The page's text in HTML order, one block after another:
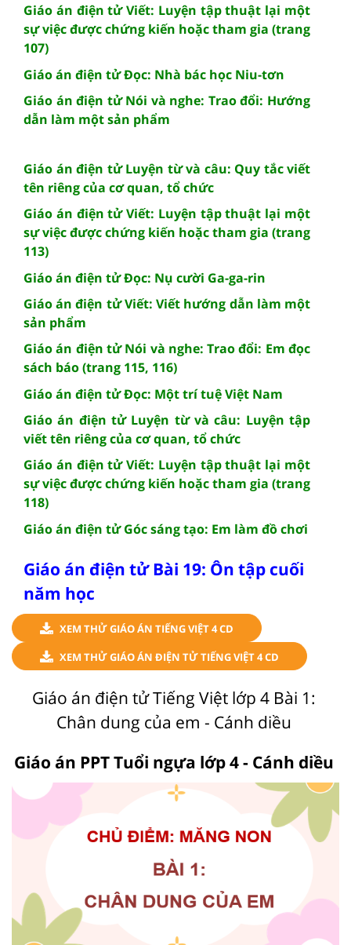
Giáo án điện tử Viết: Luyện tập thuật lại một
sự việc được chứng kiến hoặc tham gia (trang
107)
Giáo án điện tử Đọc: Nhà bác học Niu-tơn
Giáo án điện tử Nói và nghe: Trao đổi: Hướng
dẫn làm một sản phẩm
Giáo án điện tử Luyện từ và câu: Quy tắc viết
tên riêng của cơ quan, tổ chức
Giáo án điện tử Viết: Luyện tập thuật lại một
sự việc được chứng kiến hoặc tham gia (trang
113)
Giáo án điện tử Đọc: Nụ cười Ga-ga-rin
Giáo án điện tử Viết: Viết hướng dẫn làm một
sản phẩm
Giáo án điện tử Nói và nghe: Trao đổi: Em đọc
sách báo (trang 115, 116)
Giáo án điện tử Đọc: Một trí tuệ Việt Nam
Giáo án điện tử Luyện từ và câu: Luyện tập
viết tên riêng của cơ quan, tổ chức
Giáo án điện tử Viết: Luyện tập thuật lại một
sự việc được chứng kiến hoặc tham gia (trang
118)
Giáo án điện tử Góc sáng tạo: Em làm đồ chơi
Giáo án điện tử Bài 19: Ôn tập cuối
năm học
XEM THỬ GIÁO ÁN TIẾNG VIỆT 4 CD
XEM THỬ GIÁO ÁN ĐIỆN TỬ TIẾNG VIỆT 4 CD
Giáo án điện tử Tiếng Việt lớp 4 Bài 1:
Chân dung của em - Cánh diều
Giáo án PPT Tuổi ngựa lớp 4 - Cánh diều